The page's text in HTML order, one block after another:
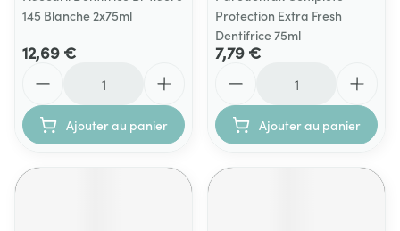
145 Blanche 2x75ml
12,69 €
Ajouter au panier
Protection Extra Fresh
Dentifrice 75ml
7,79 €
Ajouter au panier